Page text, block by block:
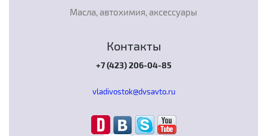
Масла, автохимия, аксессуары
Контакты
+7 (423) 206-04-85
vladivostok@dvsavto.ru